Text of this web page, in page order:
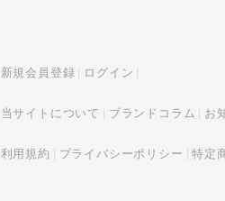
新規会員登録 ログイン
当サイトについて ブランドコラム お
利用規約 プライバシーポリシー 特定